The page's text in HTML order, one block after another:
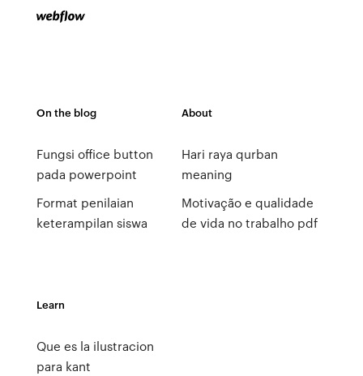
On the blog
Fungsi office button
pada powerpoint
Format penilaian
keterampilan siswa
About
Hari raya qurban
meaning
Motivação e qualidade
de vida no trabalho pdf
Learn
Que es la ilustracion
para kant